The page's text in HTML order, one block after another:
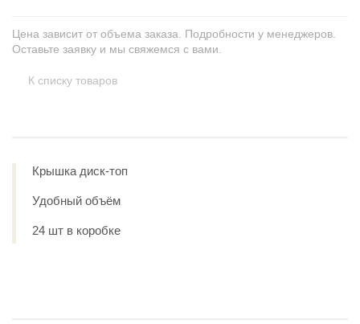
Цена зависит от объема заказа. Подробности у менеджеров.
Оставьте заявку и мы свяжемся с вами.
К списку товаров
Крышка диск-топ
Удобный объём
24 шт в коробке